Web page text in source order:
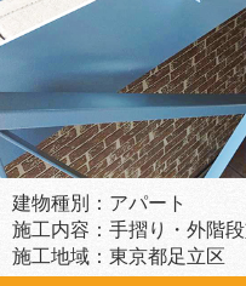
建物種別：アパート
施工内容：手摺り・外階
施工地域：東京都足立区